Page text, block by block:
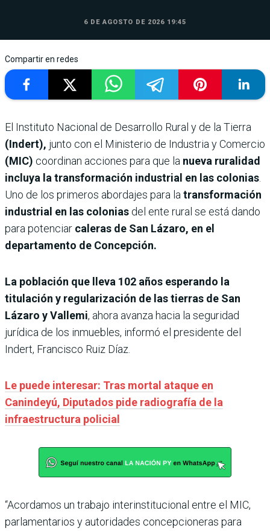
6 DE AGOSTO DE 2026 19:45
Compartir en redes
El Instituto Nacional de Desarrollo Rural y de la Tierra
(Indert), junto con el Ministerio de Industria y Comercio
(MIC) coordinan acciones para que la nueva ruralidad
incluya la transformación industrial en las colonias.
Uno de los primeros abordajes para latransformación
industrial en las colonias del ente rural se está dando
para potenciar caleras de San Lázaro, en el
departamento de Concepción.
La población que lleva 102 años esperando la
titulación y regularización de las tierras de San
Lázaro y Vallemi, ahora avanza hacia la seguridad
jurídica de los inmuebles, informó el presidente del
Indert, Francisco Ruiz Díaz.
Le puede interesar: Tras mortal ataque en
Canindeyú, Diputados pide radiografía de la
infraestructura policial
“Acordamos un trabajo interinstitucional entre el MIC,
parlamentarios y autoridades concepcioneras para